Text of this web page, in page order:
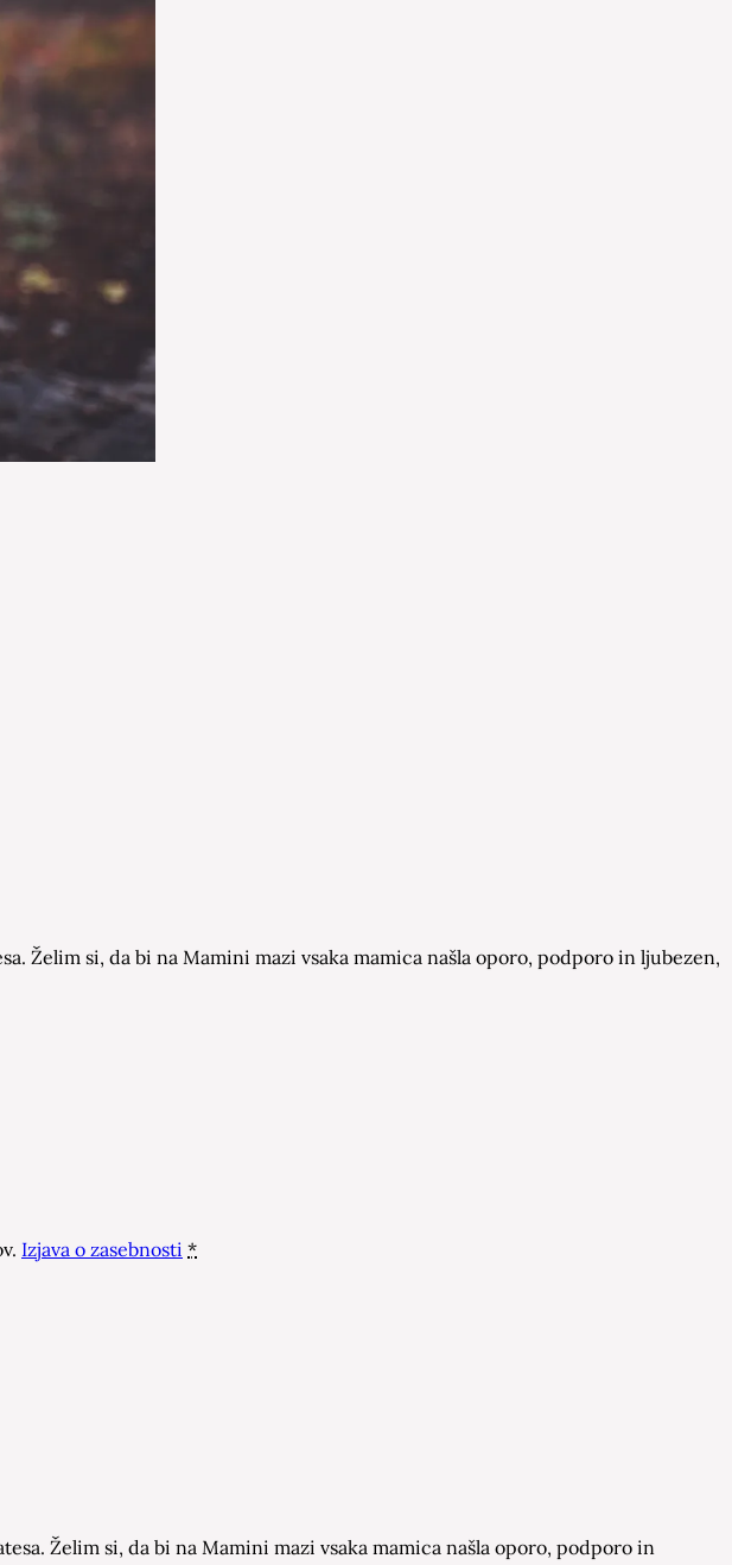
Želim si, da bi na Mamini mazi vsaka mamica našla oporo, podporo in ljubezen,
Izjava o zasebnosti *
Želim si, da bi na Mamini mazi vsaka mamica našla oporo, podporo in